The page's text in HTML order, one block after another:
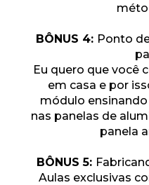
BÔNUS 4: Ponto
Eu quero que você
em casa e por
módulo
nas panelas de
panela
BÔNUS 5:
Aulas exclusivas